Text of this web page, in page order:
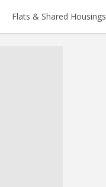
Flats & Shared Housings